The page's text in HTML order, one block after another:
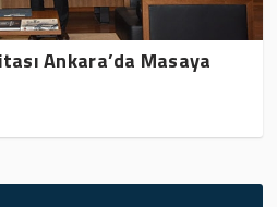
Ankara’da Masaya